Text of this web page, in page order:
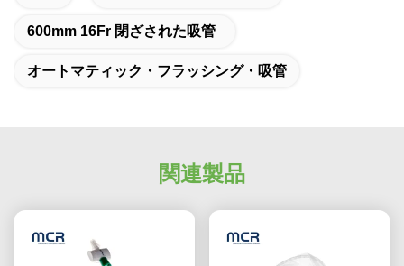
600mm 16Fr 閉ざされた吸管
オートマティック・フラッシング・吸管
関連製品